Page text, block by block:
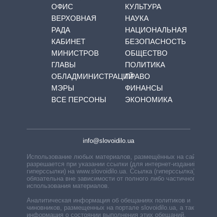
ОФИС
ВЕРХОВНАЯ
РАДА
КАБИНЕТ
МИНИСТРОВ
ГЛАВЫ
ОБЛАДМИНИСТРАЦИЙ
МЭРЫ
ВСЕ ПЕРСОНЫ
КУЛЬТУРА
НАУКА
НАЦИОНАЛЬНАЯ
БЕЗОПАСНОСТЬ
ОБЩЕСТВО
ПОЛИТИКА
ПРАВО
ФИНАНСЫ
ЭКОНОМИКА
info@slovoidilo.ua
Использование любых материалов, размещённых на сайте,
разрешается при указании ссылки (для интернет-изданий —
гиперссылки) на www.slovoidilo.ua. Ссылка (гиперссылка)
обязательна вне зависимости от полного либо частичного
использования материалов.
Аналитическая информация об обещаниях политиков и
чиновников, размещенных на портале slovoidilo.ua, а также
информация о состоянии выполнения этих обещаний,